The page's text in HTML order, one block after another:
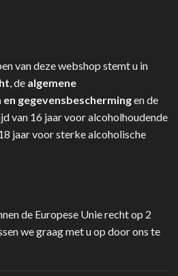
van deze webshop stemt u in
, de algemene
gegevensbeschermingen de
van 16 jaar voor alcoholhoudende
jaar voor sterke alcoholische
de Europese Unie recht op 2
we graag met u op door ons te